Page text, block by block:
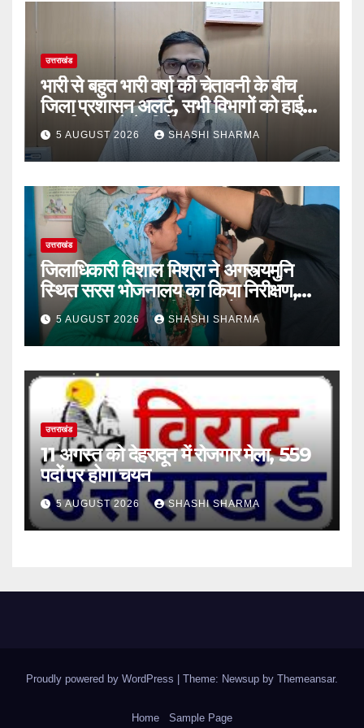
उत्तराखंड
भारी से बहुत भारी वर्षा की चेतावनी के बीच
जिला प्रशासन अलर्ट, सभी विभागों को हाई
अलर्ट पर रहने के निर्देश
5 AUGUST 2026 SHASHI SHARMA
उत्तराखंड
जिलाधिकारी विशाल मिश्रा ने अगस्त्यमुनि
स्थित सरस भोजनालय का किया निरीक्षण,
स्वयं सहायता समूह की महिलाओं का बढ़ाया
उत्साह
5 AUGUST 2026 SHASHI SHARMA
उत्तराखंड
11 अगस्त को देहरादून में रोजगार मेला, 559
पदों पर होगा चयन
5 AUGUST 2026 SHASHI SHARMA
Proudly powered by WordPress Theme: Newsup by Themeansar.
Home Sample Page